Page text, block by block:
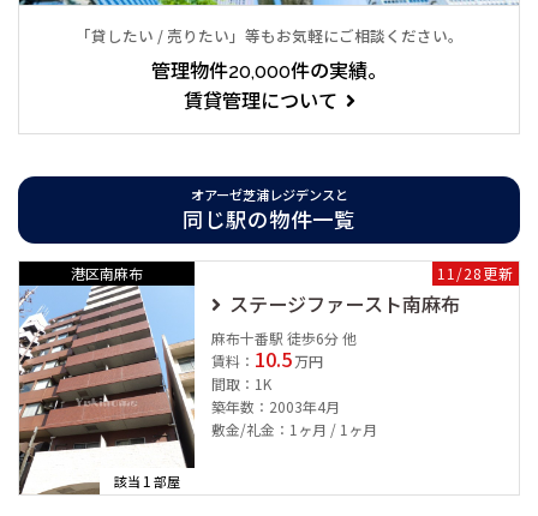
各住戸の室内は梁や柱の少ないすっきりとした間取りで居室部分
を広めに確保した使い勝手の良い作りになっています。コンシェ
ルジュを配置しきめ細やかなフロントサービスが居住者の快適な
生活をサポートします。防犯性と耐震性に優れたダブルオートロ
ックと免震構造を採用し安心で安全な生活を提供します。
■エレベーター２基
■ダブルオートロック
■敷地内ゴミ置場
■駐車場
■駐輪場
■防犯カメラ
■TVモニター付インターフォン
■宅配ボックス
■BS/CS
■光ファイバー
■コンシェルジュ
「貸したい / 売りたい」等もお気軽にご相談ください。
管理物件20,000件の実績。
賃貸管理について
オアーゼ芝浦レジデンスと
同じ駅の物件一覧
港区南麻布 11/28更新
該当1部屋
ステージファースト南麻布
麻布十番駅 徒歩6分 他
賃料： 10.5 万円
間取：1K
築年数：2003年4月
敷金/礼金：1ヶ月 / 1ヶ月